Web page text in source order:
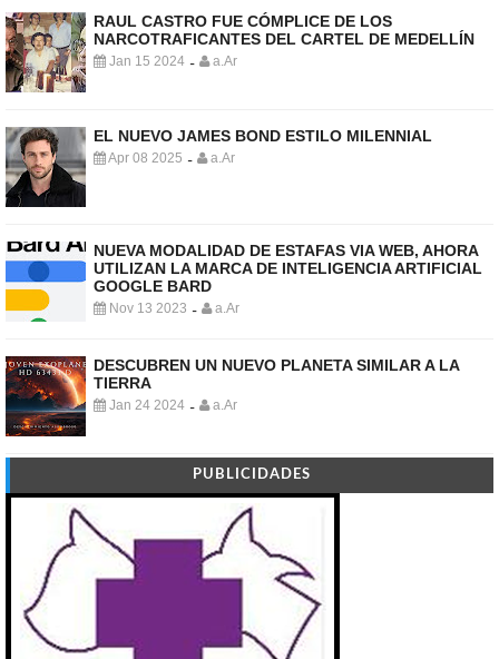
RAUL CASTRO FUE CÓMPLICE DE LOS
NARCOTRAFICANTES DEL CARTEL DE MEDELLÍN
Jan 15 2024 - a.Ar
EL NUEVO JAMES BOND ESTILO MILENNIAL
Apr 08 2025 - a.Ar
NUEVA MODALIDAD DE ESTAFAS VIA WEB, AHORA
UTILIZAN LA MARCA DE INTELIGENCIA ARTIFICIAL
GOOGLE BARD
Nov 13 2023 - a.Ar
DESCUBREN UN NUEVO PLANETA SIMILAR A LA
TIERRA
Jan 24 2024 - a.Ar
PUBLICIDADES